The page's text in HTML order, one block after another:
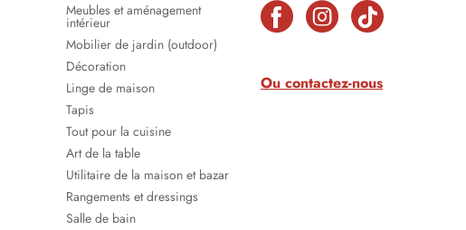
Meubles et aménagement
intérieur
Mobilier de jardin (outdoor)
Décoration
Linge de maison
Tapis
Tout pour la cuisine
Art de la table
Utilitaire de la maison et bazar
Rangements et dressings
Salle de bain
Ou contactez-nous